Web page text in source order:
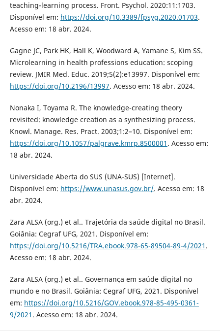
teaching-learning process. Front. Psychol. 2020:11:1703.
Disponível em: https://doi.org/10.3389/fpsyg.2020.01703.
Acesso em: 18 abr. 2024.
Gagne JC, Park HK, Hall K, Woodward A, Yamane S, Kim SS.
Microlearning in health professions education: scoping
review. JMIR Med. Educ. 2019;5(2):e13997. Disponível em:
https://doi.org/10.2196/13997. Acesso em: 18 abr. 2024.
Nonaka I, Toyama R. The knowledge-creating theory
revisited: knowledge creation as a synthesizing process.
Knowl. Manage. Res. Pract. 2003;1:2–10. Disponível em:
https://doi.org/10.1057/palgrave.kmrp.8500001 . Acesso em:
18 abr. 2024.
Universidade Aberta do SUS (UNA-SUS) [Internet].
Disponível em: https://www.unasus.gov.br/. Acesso em: 18
abr. 2024.
Zara ALSA (org.) et al.. Trajetória da saúde digital no Brasil.
Goiânia: Cegraf UFG, 2021. Disponível em:
https://doi.org/10.5216/TRA.ebook.978-65-89504-89-4/2021 .
Acesso em: 18 abr. 2024.
Zara ALSA (org.) et al.. Governança em saúde digital no
mundo e no Brasil. Goiânia: Cegraf UFG, 2021. Disponível
em: https://doi.org/10.5216/GOV.ebook.978-85-495-0361-
9/2021 . Acesso em: 18 abr. 2024.